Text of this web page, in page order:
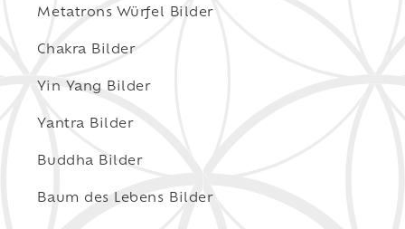
Metatrons Würfel Bilder
Chakra Bilder
Yin Yang Bilder
Yantra Bilder
Buddha Bilder
Baum des Lebens Bilder